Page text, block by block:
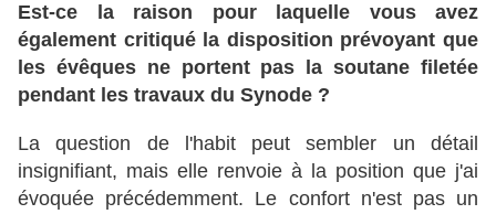
Est-ce la raison pour laquelle vous avez
également critiqué la disposition prévoyant que
les évêques ne portent pas la soutane filetée
pendant les travaux du Synode ?
La question de l'habit peut sembler un détail
insignifiant, mais elle renvoie à la position que j'ai
évoquée précédemment. Le confort n'est pas un